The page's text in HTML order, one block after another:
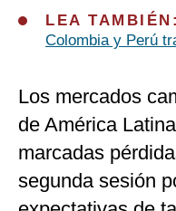
LEA
Colombia y Perú
Los mercados
de América
marcadas
segunda sesión